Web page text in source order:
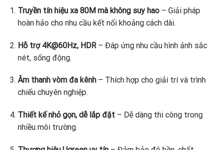
Truyền tín hiệu xa 80M mà không suy hao– Giải pháp
hoàn hảo cho nhu cầu kết nối khoảng cách dài.
Hỗ trợ 4K@60Hz, HDR– Đáp ứng nhu cầu hình ảnh sắc
nét, sống động.
Âm thanh vòm đa kênh– Thích hợp cho giải trí và trình
chiếu chuyên nghiệp.
Thiết kế nhỏ gọn, dễ lắp đặt– Dễ dàng thi công trong
nhiều môi trường.